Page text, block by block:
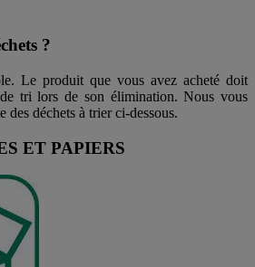
?
Le produit que vous avez acheté doit
de tri lors de son élimination. Nous vous
des déchets à trier ci-dessous.
ET PAPIERS